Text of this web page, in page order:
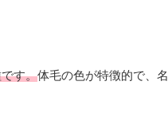
す。体毛の色が特徴的で、